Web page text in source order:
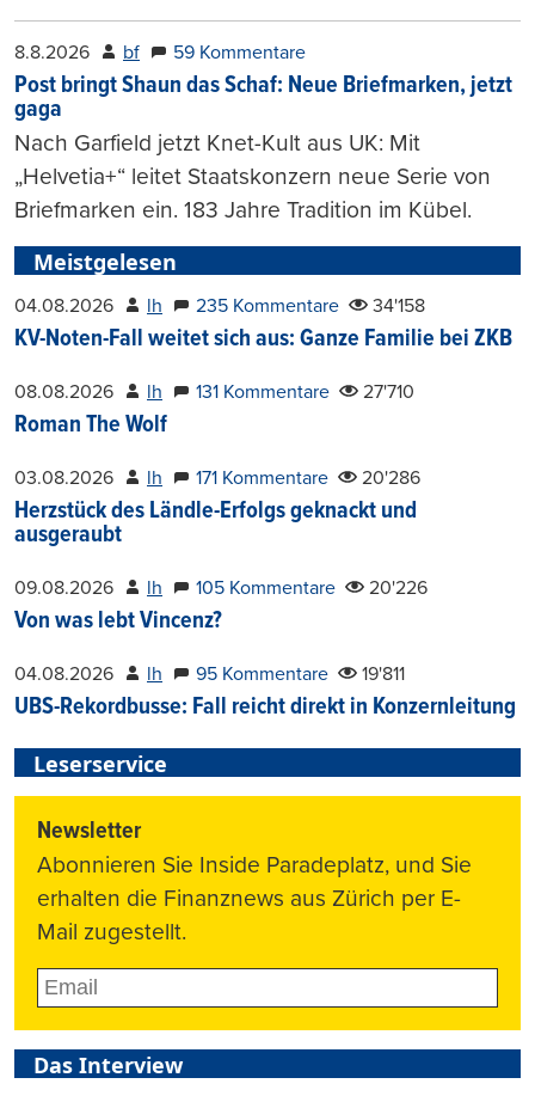
8.8.2026 bf 59 Kommentare
Post bringt Shaun das Schaf: Neue Briefmarken, jetzt
gaga
Nach Garfield jetzt Knet-Kult aus UK: Mit
„Helvetia+“ leitet Staatskonzern neue Serie von
Briefmarken ein. 183 Jahre Tradition im Kübel.
Meistgelesen
04.08.2026 lh 235 Kommentare 34'158
KV-Noten-Fall weitet sich aus: Ganze Familie bei ZKB
08.08.2026 lh 131 Kommentare 27'710
Roman The Wolf
03.08.2026 lh 171 Kommentare 20'286
Herzstück des Ländle-Erfolgs geknackt und
ausgeraubt
09.08.2026 lh 105 Kommentare 20'226
Von was lebt Vincenz?
04.08.2026 lh 95 Kommentare 19'811
UBS-Rekordbusse: Fall reicht direkt in Konzernleitung
Leserservice
Newsletter
Abonnieren Sie Inside Paradeplatz, und Sie
erhalten die Finanznews aus Zürich per E-
Mail zugestellt.
Das Interview